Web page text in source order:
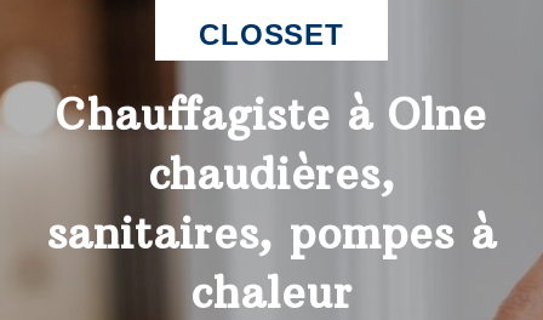
CLOSSET
Chauffagiste à Olne
chaudières,
sanitaires, pompes à
chaleur